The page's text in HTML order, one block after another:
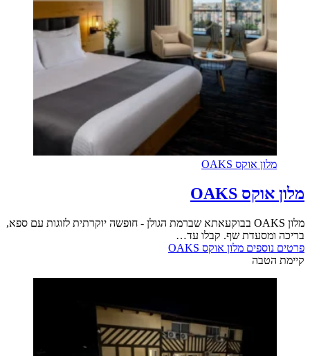
מלון אוקס OAKS
מלון אוקס OAKS
מלון OAKS בבוקעאתא שברמת הגולן - חופשה יוקרתית לזוגות עם ספא,
בריכה ומסעדת שף. קבלו עד…
פרטים נוספים מלון אוקס OAKS
קיימת הטבה